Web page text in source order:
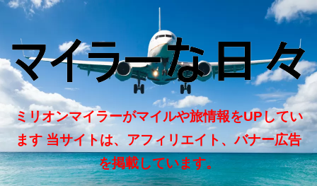
ミリオンマイラーがマイルや旅情報をUPしてい
ます 当サイトは、アフィリエイト、バナー広告
を掲載しています。